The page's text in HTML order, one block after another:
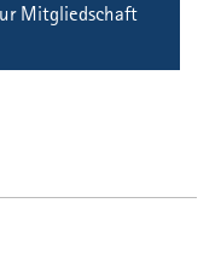
Mitgliedschaft